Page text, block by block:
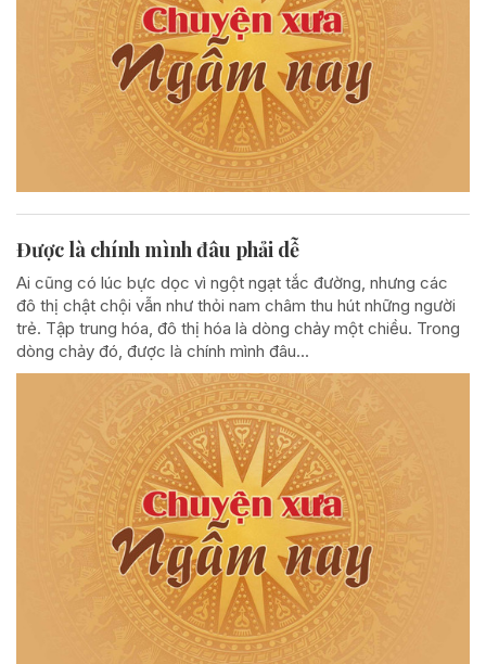
Được là chính mình đâu phải dễ
Ai cũng có lúc bực dọc vì ngột ngạt tắc đường, nhưng các
đô thị chật chội vẫn như thỏi nam châm thu hút những người
trẻ. Tập trung hóa, đô thị hóa là dòng chảy một chiều. Trong
dòng chảy đó, được là chính mình đâu...